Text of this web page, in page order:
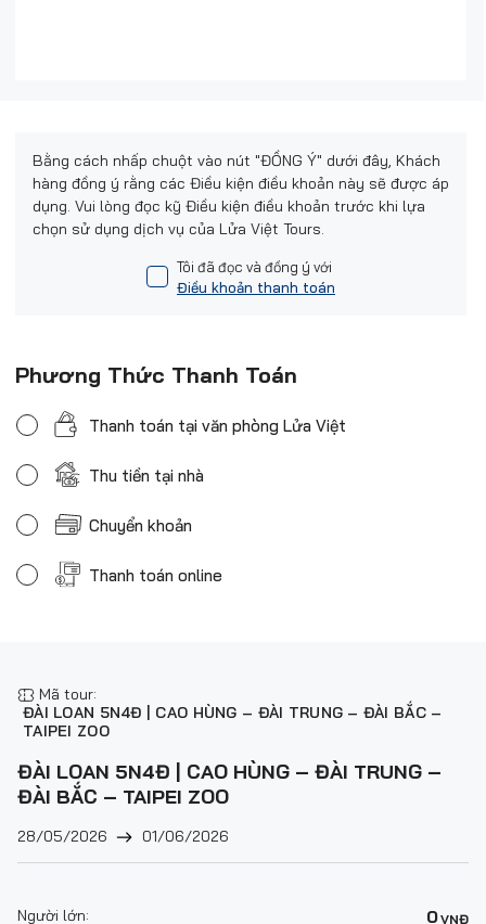
Bằng cách nhấp chuột vào nút "ĐỒNG Ý" dưới đây, Khách
hàng đồng ý rằng các Điều kiện điều khoản này sẽ được áp
dụng. Vui lòng đọc kỹ Điều kiện điều khoản trước khi lựa
chọn sử dụng dịch vụ của Lửa Việt Tours.
Tôi đã đọc và đồng ý với
Điều khoản thanh toán
Phương Thức Thanh Toán
Thanh toán tại văn phòng Lửa Việt
Thu tiền tại nhà
Chuyển khoản
Thanh toán online
Mã tour:
ĐÀI LOAN 5N4Đ | CAO HÙNG – ĐÀI TRUNG – ĐÀI BẮC –
TAIPEI ZOO
ĐÀI LOAN 5N4Đ | CAO HÙNG – ĐÀI TRUNG –
ĐÀI BẮC – TAIPEI ZOO
28/05/2026 01/06/2026
Người lớn: 0VNĐ